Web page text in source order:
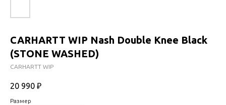
CARHARTT WIP Nash Double Knee Black
(STONE WASHED)
CARHARTT WIP
20 990 ₽
Размер